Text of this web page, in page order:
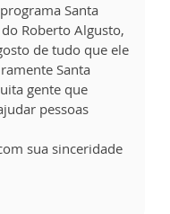
Santa
Roberto Algusto,
de tudo que ele
Santa
gente que
pessoas
sua sinceridade